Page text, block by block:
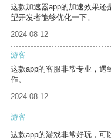
这款加速器app的加速效果还
望开发者能够优化一下。
2024-08-12
游客
这款app的客服非常专业，遇
作。
2024-08-12
游客
这款app的游戏非常好玩，可